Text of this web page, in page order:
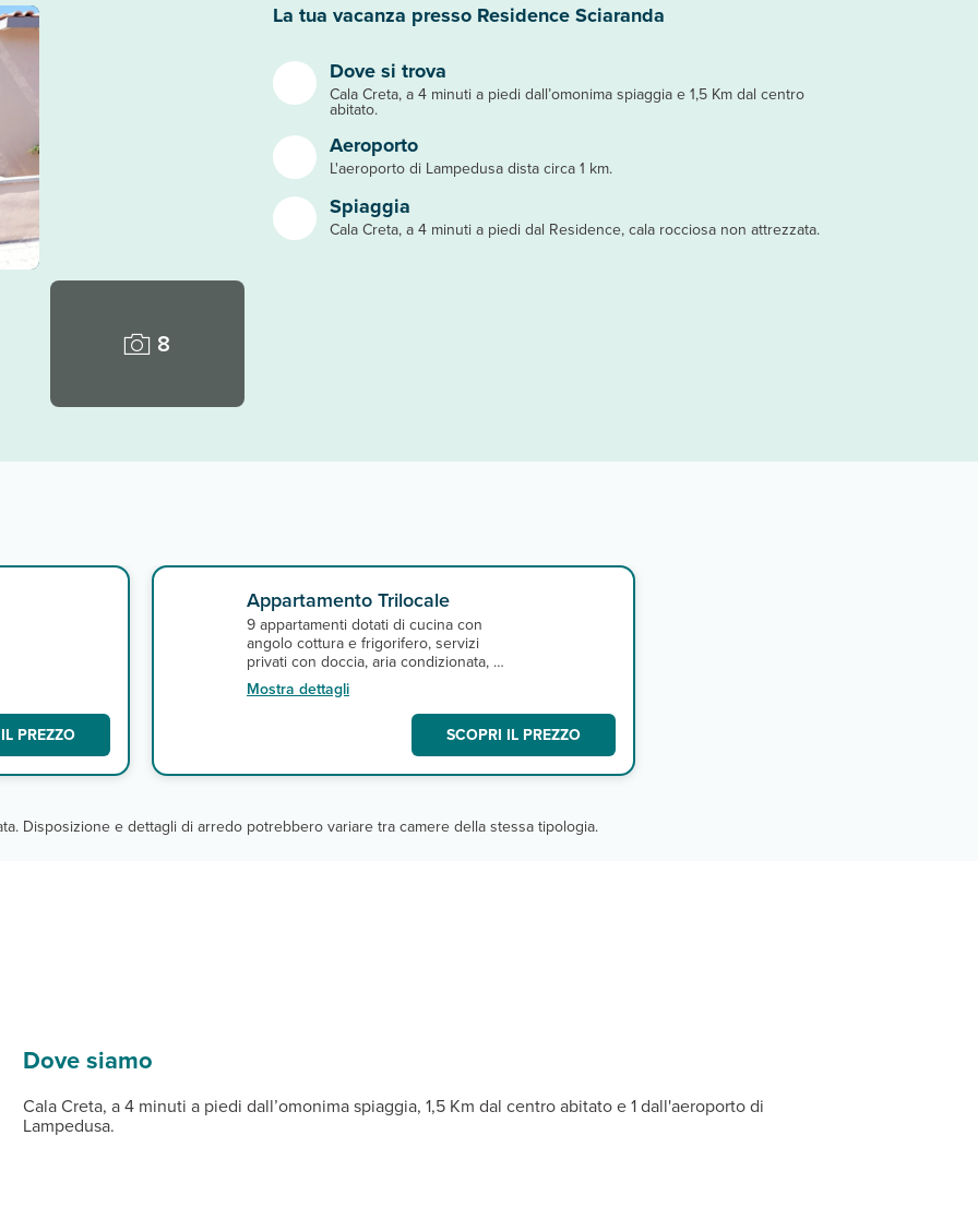
8
Dove si trova
Cala Creta, a 4 minuti a piedi dall’omonima spiaggia e 1,5 Km dal centro
abitato.
Aeroporto
L'aeroporto di Lampedusa dista circa 1 km.
Spiaggia
Cala Creta, a 4 minuti a piedi dal Residence, cala rocciosa non attrezzata.
La tua vacanza presso Residence Sciaranda
PREZZO
Appartamento Trilocale
9 appartamenti dotati di cucina con
angolo cottura e frigorifero, servizi
privati con doccia, aria condizionata, TV
satellitare e connessione Wi-Fi.
Mostra dettagli
SCOPRI IL PREZZO
Disposizione e dettagli di arredo potrebbero variare tra camere della stessa tipologia.
Dove siamo
Cala Creta, a 4 minuti a piedi dall’omonima spiaggia, 1,5 Km dal centro abitato e 1 dall'aeroporto di
Lampedusa.
non disponibili) e con acque chiare e cristalline.
e frigorifero, servizi privati con doccia, aria condizionata, TV satellitare e connessione Wi-Fi.
(su richiesta alla prenotazione), gratis se dorme con i genitori.
seguenti escursioni in barca: